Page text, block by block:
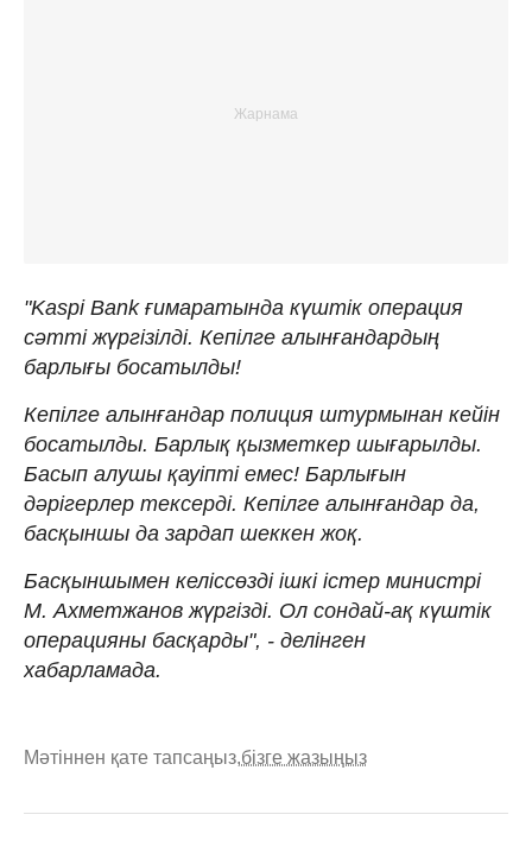
"Kaspi Bank ғимаратында күштік операция
сәтті жүргізілді. Кепілге алынғандардың
барлығы босатылды!
Кепілге алынғандар полиция штурмынан кейін
босатылды. Барлық қызметкер шығарылды.
Басып алушы қауіпті емес! Барлығын
дәрігерлер тексерді. Кепілге алынғандар да,
басқыншы да зардап шеккен жоқ.
Басқыншымен келіссөзді ішкі істер министрі
М. Ахметжанов жүргізді. Ол сондай-ақ күштік
операцияны басқарды", - делінген
хабарламада.
Мәтіннен қате тапсаңыз,бізге жазыңыз